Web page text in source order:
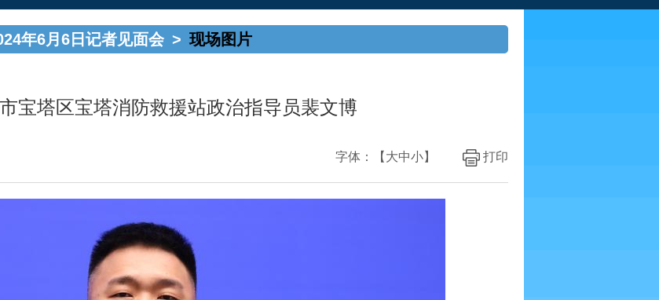
年6月6日记者见面会 > 现场图片
宝塔区宝塔消防救援站政治指导员裴文博
打印
字体：【 大中小】